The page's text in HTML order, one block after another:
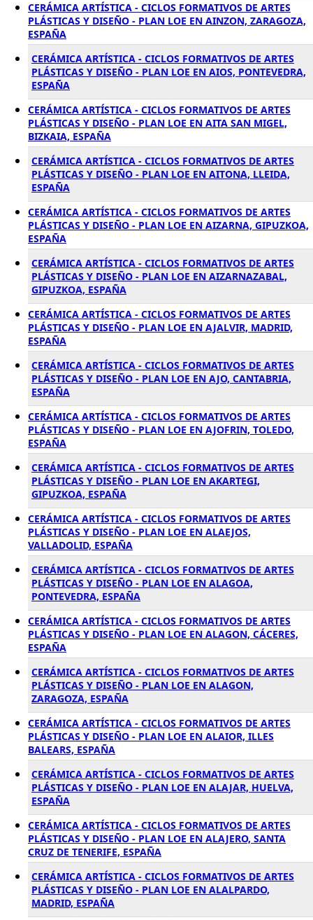
CERÁMICA ARTÍSTICA - CICLOS FORMATIVOS DE ARTES
PLÁSTICAS Y DISEÑO - PLAN LOE EN AINZON, ZARAGOZA,
ESPAÑA
CERÁMICA ARTÍSTICA - CICLOS FORMATIVOS DE ARTES
PLÁSTICAS Y DISEÑO - PLAN LOE EN AIOS, PONTEVEDRA,
ESPAÑA
CERÁMICA ARTÍSTICA - CICLOS FORMATIVOS DE ARTES
PLÁSTICAS Y DISEÑO - PLAN LOE EN AITA SAN MIGEL,
BIZKAIA, ESPAÑA
CERÁMICA ARTÍSTICA - CICLOS FORMATIVOS DE ARTES
PLÁSTICAS Y DISEÑO - PLAN LOE EN AITONA, LLEIDA,
ESPAÑA
CERÁMICA ARTÍSTICA - CICLOS FORMATIVOS DE ARTES
PLÁSTICAS Y DISEÑO - PLAN LOE EN AIZARNA, GIPUZKOA,
ESPAÑA
CERÁMICA ARTÍSTICA - CICLOS FORMATIVOS DE ARTES
PLÁSTICAS Y DISEÑO - PLAN LOE EN AIZARNAZABAL,
GIPUZKOA, ESPAÑA
CERÁMICA ARTÍSTICA - CICLOS FORMATIVOS DE ARTES
PLÁSTICAS Y DISEÑO - PLAN LOE EN AJALVIR, MADRID,
ESPAÑA
CERÁMICA ARTÍSTICA - CICLOS FORMATIVOS DE ARTES
PLÁSTICAS Y DISEÑO - PLAN LOE EN AJO, CANTABRIA,
ESPAÑA
CERÁMICA ARTÍSTICA - CICLOS FORMATIVOS DE ARTES
PLÁSTICAS Y DISEÑO - PLAN LOE EN AJOFRIN, TOLEDO,
ESPAÑA
CERÁMICA ARTÍSTICA - CICLOS FORMATIVOS DE ARTES
PLÁSTICAS Y DISEÑO - PLAN LOE EN AKARTEGI,
GIPUZKOA, ESPAÑA
CERÁMICA ARTÍSTICA - CICLOS FORMATIVOS DE ARTES
PLÁSTICAS Y DISEÑO - PLAN LOE EN ALAEJOS,
VALLADOLID, ESPAÑA
CERÁMICA ARTÍSTICA - CICLOS FORMATIVOS DE ARTES
PLÁSTICAS Y DISEÑO - PLAN LOE EN ALAGOA,
PONTEVEDRA, ESPAÑA
CERÁMICA ARTÍSTICA - CICLOS FORMATIVOS DE ARTES
PLÁSTICAS Y DISEÑO - PLAN LOE EN ALAGON, CÁCERES,
ESPAÑA
CERÁMICA ARTÍSTICA - CICLOS FORMATIVOS DE ARTES
PLÁSTICAS Y DISEÑO - PLAN LOE EN ALAGON,
ZARAGOZA, ESPAÑA
CERÁMICA ARTÍSTICA - CICLOS FORMATIVOS DE ARTES
PLÁSTICAS Y DISEÑO - PLAN LOE EN ALAIOR, ILLES
BALEARS, ESPAÑA
CERÁMICA ARTÍSTICA - CICLOS FORMATIVOS DE ARTES
PLÁSTICAS Y DISEÑO - PLAN LOE EN ALAJAR, HUELVA,
ESPAÑA
CERÁMICA ARTÍSTICA - CICLOS FORMATIVOS DE ARTES
PLÁSTICAS Y DISEÑO - PLAN LOE EN ALAJERO, SANTA
CRUZ DE TENERIFE, ESPAÑA
CERÁMICA ARTÍSTICA - CICLOS FORMATIVOS DE ARTES
PLÁSTICAS Y DISEÑO - PLAN LOE EN ALALPARDO,
MADRID, ESPAÑA